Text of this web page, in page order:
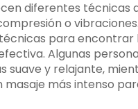
diferentes técnicas
o
para encontrar
Algunas
suave y relajante,
más intenso